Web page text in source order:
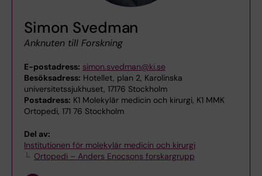
Simon Svedman
Anknuten till Forskning
E-postadress: simon.svedman@ki.se
Besöksadress: Hotellet, plan 2, Karolinska
universitetssjukhuset, 17176 Stockholm
Postadress: K1 Molekylär medicin och kirurgi, K1 MMK
Ortopedi, 171 76 Stockholm
Del av:
Institutionen för molekylär medicin och kirurgi
Ortopedi – Anders Enocsons forskargrupp